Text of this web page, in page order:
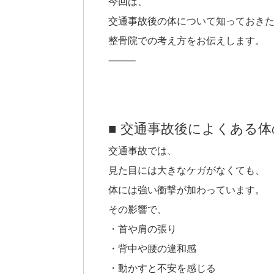
交通事故後の体について知っておき
整骨院での考え方をお伝えします。
⸻
■ 交通事故後によくある
交通事故では、
見た目には大きなケガがなくても、
体には強い衝撃が加わっています。
その影響で、
・首や肩の張り
・背中や腰の違和感
・動かすと不安を感じる